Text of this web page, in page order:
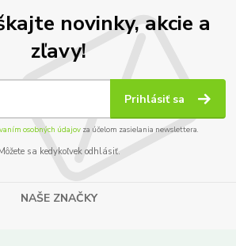
novinky, akcie a
zľavy!
Prihlásiť sa
osobných údajov za účelom zasielania newslettera.
sa kedykoľvek odhlásiť.
NAŠE ZNAČKY